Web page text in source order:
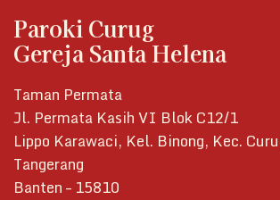
Paroki Curug
Gereja Santa Helena
Taman Permata
Jl. Permata Kasih VI Blok C12/1
Lippo Karawaci, Kel. Binong, Kec.
Tangerang
Banten – 15810